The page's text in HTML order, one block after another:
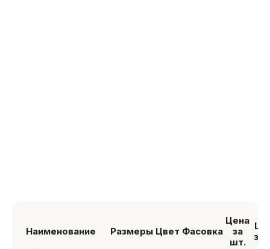
Наименование Размеры Цвет Фасовка
Цена
за
шт.
за